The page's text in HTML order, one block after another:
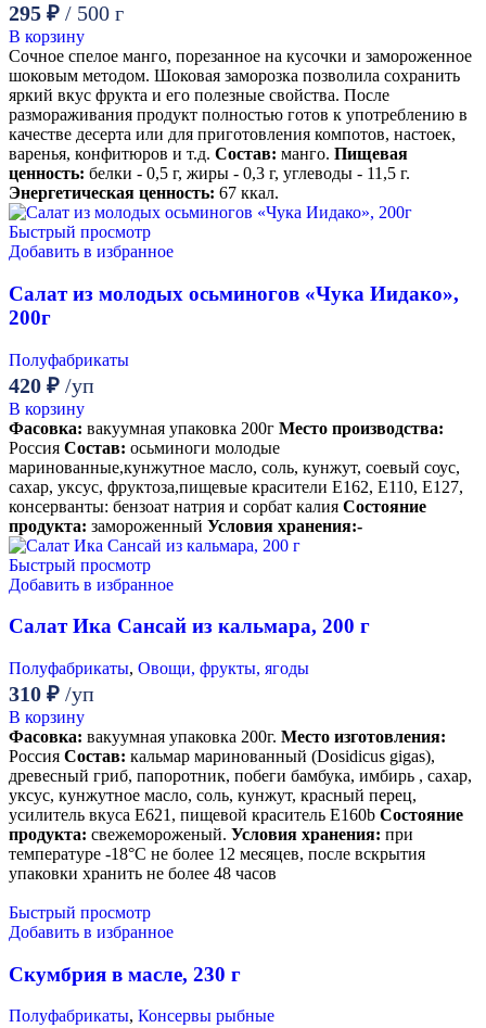
295 ₽ / 500 г
В корзину
Сочное спелое манго, порезанное на кусочки и замороженное
шоковым методом. Шоковая заморозка позволила сохранить
яркий вкус фрукта и его полезные свойства. После
размораживания продукт полностью готов к употреблению в
качестве десерта или для приготовления компотов, настоек,
варенья, конфитюров и т.д. Состав: манго. Пищевая
ценность: белки - 0,5 г, жиры - 0,3 г, углеводы - 11,5 г.
Энергетическая ценность: 67 ккал.
Быстрый просмотр
Добавить в избранное
Салат из молодых осьминогов «Чука Иидако»,
200г
Полуфабрикаты
420 ₽ /уп
В корзину
Фасовка: вакуумная упаковка 200г Место производства:
Россия Состав: осьминоги молодые
маринованные,кунжутное масло, соль, кунжут, соевый соус,
сахар, уксус, фруктоза,пищевые красители Е162, Е110, Е127,
консерванты: бензоат натрия и сорбат калия Состояние
продукта: замороженный Условия хранения:-
Быстрый просмотр
Добавить в избранное
Салат Ика Сансай из кальмара, 200 г
Полуфабрикаты, Овощи, фрукты, ягоды
310 ₽ /уп
В корзину
Фасовка: вакуумная упаковка 200г. Место изготовления:
Россия Состав: кальмар маринованный (Dosidicus gigas),
древесный гриб, папоротник, побеги бамбука, имбирь , сахар,
уксус, кунжутное масло, соль, кунжут, красный перец,
усилитель вкуса Е621, пищевой краситель Е160b Состояние
продукта: свежемороженый. Условия хранения: при
температуре -18°С не более 12 месяцев, после вскрытия
упаковки хранить не более 48 часов
Быстрый просмотр
Добавить в избранное
Скумбрия в масле, 230 г
Полуфабрикаты, Консервы рыбные